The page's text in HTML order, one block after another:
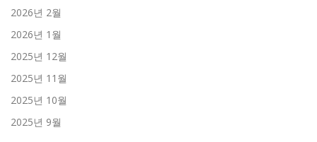
2026년 2월
2026년 1월
2025년 12월
2025년 11월
2025년 10월
2025년 9월